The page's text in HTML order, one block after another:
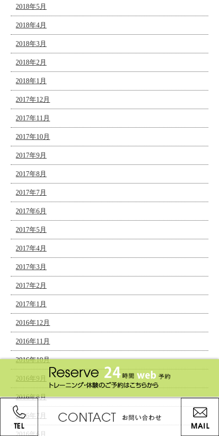
2018年5月
2018年4月
2018年3月
2018年2月
2018年1月
2017年12月
2017年11月
2017年10月
2017年9月
2017年8月
2017年7月
2017年6月
2017年5月
2017年4月
2017年3月
2017年2月
2017年1月
2016年12月
2016年11月
2016年10月
2016年9月
2016年8月
2016年7月
2016年6月